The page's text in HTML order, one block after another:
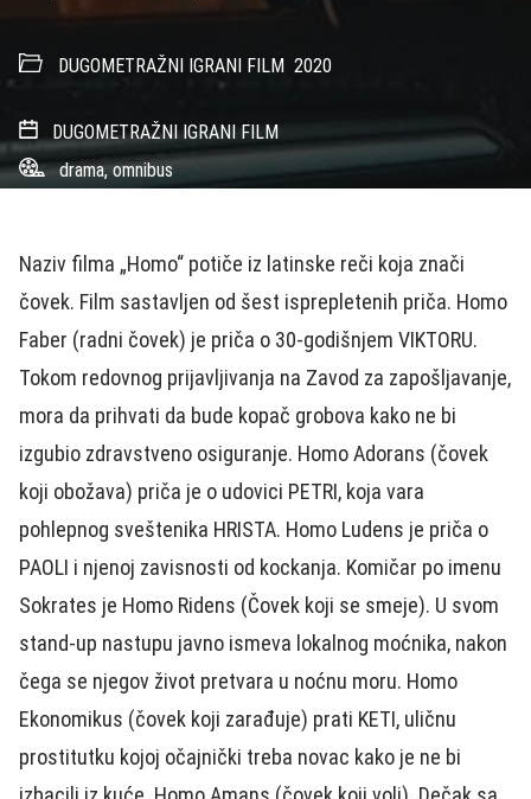
DUGOMETRAŽNI IGRANI FILM 2020
DUGOMETRAŽNI IGRANI FILM
drama, omnibus
Naziv filma „Homo“ potiče iz latinske reči koja znači
čovek. Film sastavljen od šest isprepletenih priča. Homo
Faber (radni čovek) je priča o 30-godišnjem VIKTORU.
Tokom redovnog prijavljivanja na Zavod za zapošljavanje,
mora da prihvati da bude kopač grobova kako ne bi
izgubio zdravstveno osiguranje. Homo Adorans (čovek
koji obožava) priča je o udovici PETRI, koja vara
pohlepnog sveštenika HRISTA. Homo Ludens je priča o
PAOLI i njenoj zavisnosti od kockanja. Komičar po imenu
Sokrates je Homo Ridens (Čovek koji se smeje). U svom
stand-up nastupu javno ismeva lokalnog moćnika, nakon
čega se njegov život pretvara u noćnu moru. Homo
Ekonomikus (čovek koji zarađuje) prati KETI, uličnu
prostitutku kojoj očajnički treba novac kako je ne bi